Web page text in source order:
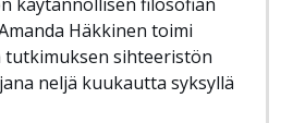
Häkkinen toimi
tutkimuksen sihteeristön
neljä kuukautta syksyllä